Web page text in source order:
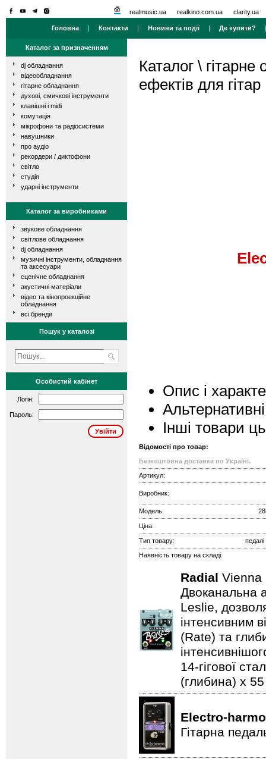
realmusic.ua realkino.com.ua clarity.ua
Головна | Контакти | Новини та події| Де купити?
Каталог за призначенням
dj обладнання
відеообладнання
гітарне обладнання
духові, смичкові інструменти
клавішні і midi
комутація
мікрофони та радіосистеми
навушники
про аудіо
рекордери / диктофони
світло
студія
ударні інструменти
Каталог за виробниками
звукове обладнання
світлове обладнання
dj обладнання
музичні інструменти, обладнання
та аксесуари
сценічне обладнання
акустичні матеріали
відео та кінопроекційне
обладнання
всі бренди
Пошук у каталозі
Особистий кабінет
Логін:
Пароль:
Каталог \ гітарне
ефектів для гітар
Опис і
Інші товари
Відомості про товар:
Безкоштовна доставка по Україні.
Артикул:
Виробник:
Модель:
Ціна:
Тип товару:
педалі
Наявність товару на складі:
Radial
Двоканальна
Leslie,
інтенсивним
(Rate) та
14-гігової
(глибина) x
Electro-
Гітарна